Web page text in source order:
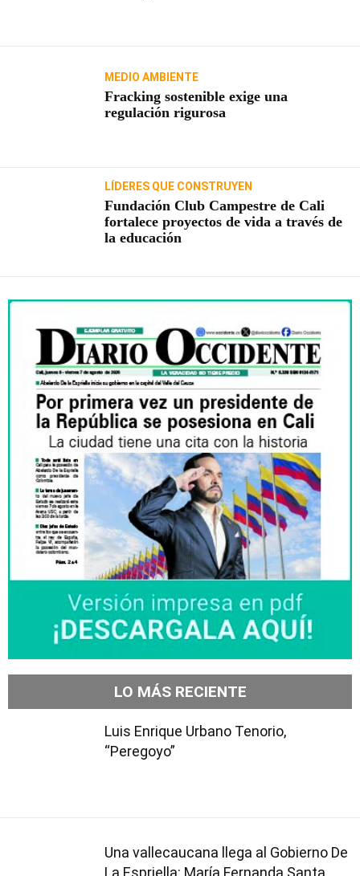
MEDIO AMBIENTE
Fracking sostenible exige una
regulación rigurosa
LÍDERES QUE CONSTRUYEN
Fundación Club Campestre de Cali
fortalece proyectos de vida a través de
la educación
LO MÁS RECIENTE
Luis Enrique Urbano Tenorio,
“Peregoyo”
Una vallecaucana llega al Gobierno De
La Espriella: María Fernanda Santa,